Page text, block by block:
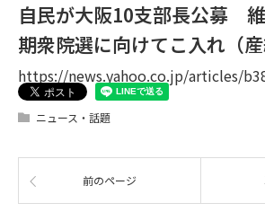
自民が大阪10支部長公募
期衆院選に向けてこ入れ（産
https://news.yahoo.co.jp/articles/
ニュース・話題
前のページ